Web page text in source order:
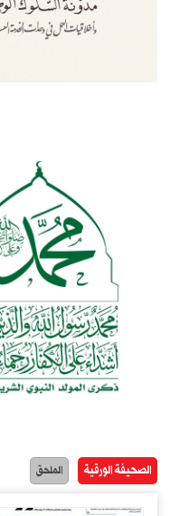
الصحيفة الورقية الملحق